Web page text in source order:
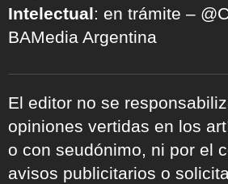
Intelectual: en trámite –
BAMedia Argentina
El editor no se
opiniones vertidas en los
o con seudónimo, ni por el
avisos publicitarios o